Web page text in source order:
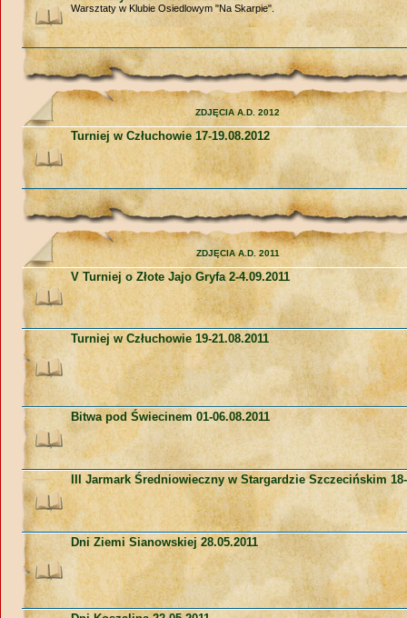
Warsztaty w Klubie Osiedlowym "Na Skarpie".
ZDJĘCIA A.D. 2012
Turniej w Człuchowie 17-19.08.2012
ZDJĘCIA A.D. 2011
V Turniej o Złote Jajo Gryfa 2-4.09.2011
Turniej w Człuchowie 19-21.08.2011
Bitwa pod Świecinem 01-06.08.2011
III Jarmark Średniowieczny w Stargardzie Szczecińskim 18-
Dni Ziemi Sianowskiej 28.05.2011